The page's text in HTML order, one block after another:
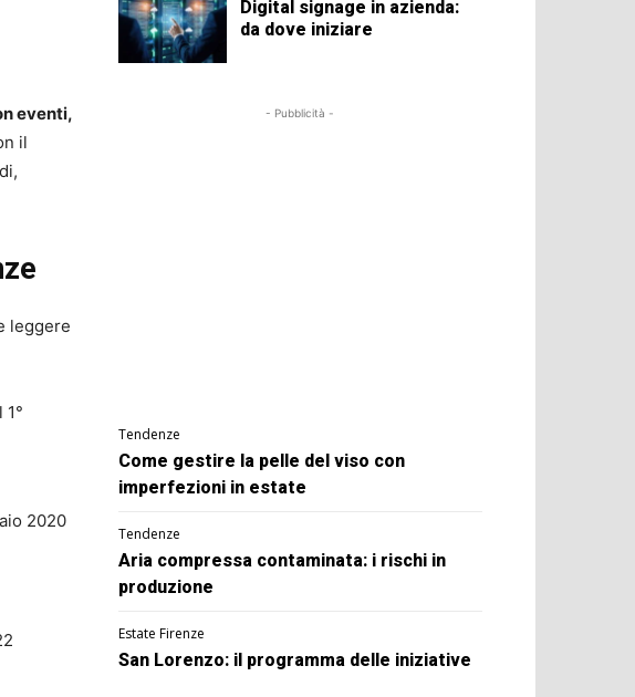
eventi,
il
leggere
2020
Digital signage in azienda:
da dove iniziare
- Pubblicità -
Tendenze
Come gestire la pelle del viso con
imperfezioni in estate
Tendenze
Aria compressa contaminata: i rischi in
produzione
Estate Firenze
San Lorenzo: il programma delle iniziative